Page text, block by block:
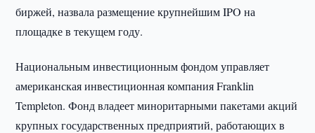
биржей, назвала размещение крупнейшим IPO на
площадке в текущем году.
Национальным инвестиционным фондом управляет
американская инвестиционная компания Franklin
Templeton. Фонд владеет миноритарными пакетами акций
крупных государственных предприятий, работающих в